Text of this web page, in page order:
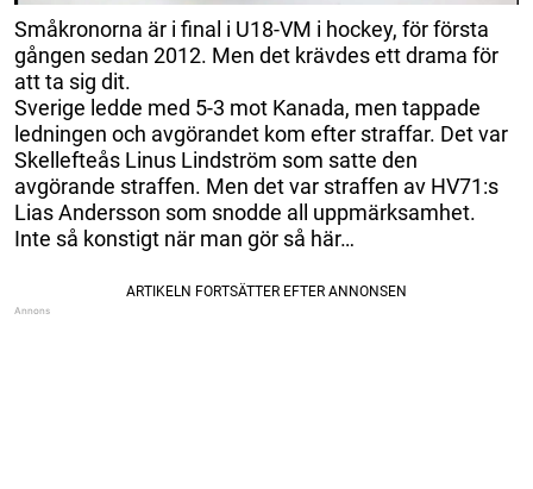
Småkronorna är i final i U18-VM i hockey, för första
gången sedan 2012. Men det krävdes ett drama för
att ta sig dit.
Sverige ledde med 5-3 mot Kanada, men tappade
ledningen och avgörandet kom efter straffar. Det var
Skellefteås Linus Lindström som satte den
avgörande straffen. Men det var straffen av HV71:s
Lias Andersson som snodde all uppmärksamhet.
Inte så konstigt när man gör så här…